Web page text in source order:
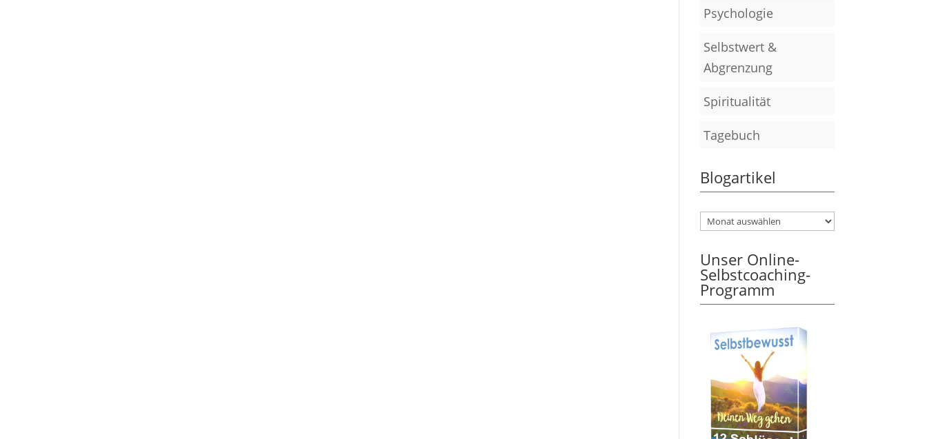
Psychologie
Selbstwert &
Abgrenzung
Spiritualität
Tagebuch
Blogartikel
Unser Online-
Selbstcoaching-
Programm